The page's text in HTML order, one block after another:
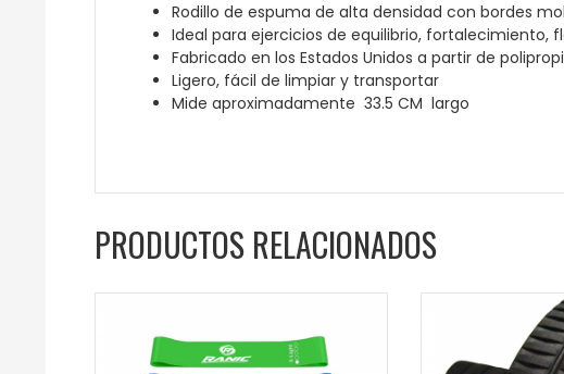
Rodillo de espuma de alta densidad con bordes
Ideal para ejercicios de equilibrio, fortalecimiento,
Fabricado en los Estados Unidos a partir de
Ligero, fácil de limpiar y transportar
Mide aproximadamente 33.5 CM largo
PRODUCTOS RELACIONADOS